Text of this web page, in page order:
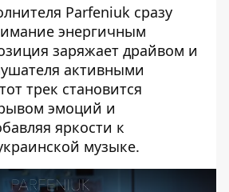
Parfeniuk сразу
энергичным
заряжает драйвом и
активными
трек становится
эмоций и
яркости к
музыке.